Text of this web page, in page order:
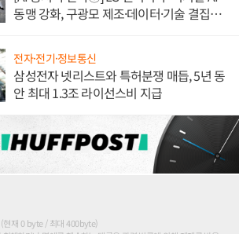
동맹 강화, 구광모 제조·데이터·기술 결집
전자·전기·정보통신
삼성전자 넷리스트와 특허분쟁 매듭, 5년 동
안 최대 1.3조 라이선스비 지급
현재 0 byte / 최대 400byte)